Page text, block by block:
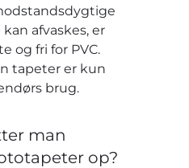
afvaskes, er
og fri for PVC.
tapeter er kun
brug.
man
op?